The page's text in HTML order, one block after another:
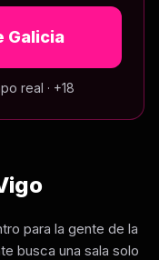
Galicia
real · +18
para la gente de la
busca una sala solo